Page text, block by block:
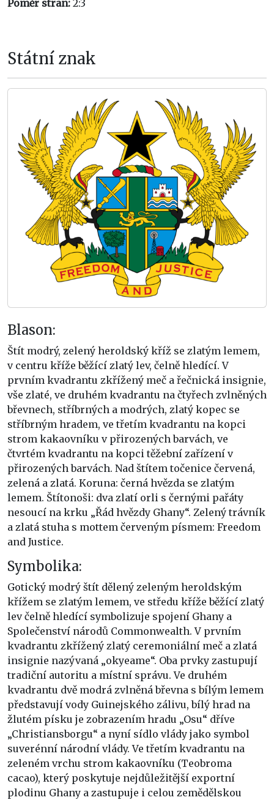
Poměr stran: 2:3
Státní znak
Blason:
Štít modrý, zelený heroldský kříž se zlatým lemem,
v centru kříže běžící zlatý lev, čelně hledící. V
prvním kvadrantu zkřížený meč a řečnická insignie,
vše zlaté, ve druhém kvadrantu na čtyřech zvlněných
břevnech, stříbrných a modrých, zlatý kopec se
stříbrným hradem, ve třetím kvadrantu na kopci
strom kakaovníku v přirozených barvách, ve
čtvrtém kvadrantu na kopci těžební zařízení v
přirozených barvách. Nad štítem točenice červená,
zelená a zlatá. Koruna: černá hvězda se zlatým
lemem. Štítonoši: dva zlatí orli s černými pařáty
nesoucí na krku „Řád hvězdy Ghany“. Zelený trávník
a zlatá stuha s mottem červeným písmem: Freedom
and Justice.
Symbolika:
Gotický modrý štít dělený zeleným heroldským
křížem se zlatým lemem, ve středu kříže běžící zlatý
lev čelně hledící symbolizuje spojení Ghany a
Společenství národů Commonwealth. V prvním
kvadrantu zkřížený zlatý ceremoniální meč a zlatá
insignie nazývaná „okyeame“. Oba prvky zastupují
tradiční autoritu a místní správu. Ve druhém
kvadrantu dvě modrá zvlněná břevna s bílým lemem
představují vody Guinejského zálivu, bílý hrad na
žlutém písku je zobrazením hradu „Osu“ dříve
„Christiansborgu“ a nyní sídlo vlády jako symbol
suverénní národní vlády. Ve třetím kvadrantu na
zeleném vrchu strom kakaovníku (Teobroma
cacao), který poskytuje nejdůležitější exportní
plodinu Ghany a zastupuje i celou zemědělskou